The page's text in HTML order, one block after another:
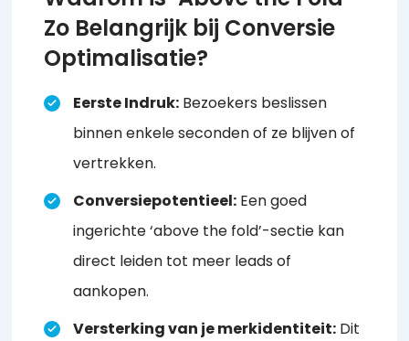
Zo Belangrijk bij Conversie
Optimalisatie?
Eerste Indruk: Bezoekers beslissen
binnen enkele seconden of ze blijven of
vertrekken.
Conversiepotentieel: Een goed
ingerichte ‘above the fold’-sectie kan
direct leiden tot meer leads of
aankopen.
Versterking van je merkidentiteit: Dit